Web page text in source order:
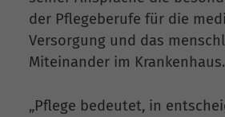
der Pflegeberufe für die
Versorgung und das
Miteinander im Krankenhaus.
„Pflege bedeutet, in